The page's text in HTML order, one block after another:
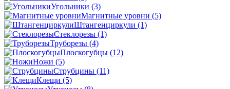
Угольники (3)
Магнитные уровни (5)
Штангенциркули (1)
Стеклорезы (1)
Труборезы (4)
Плоскогубцы (12)
Ножи (5)
Струбцины (11)
Клещи (5)